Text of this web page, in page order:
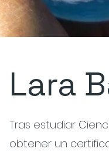
Lara
Tras estudiar
obtener un